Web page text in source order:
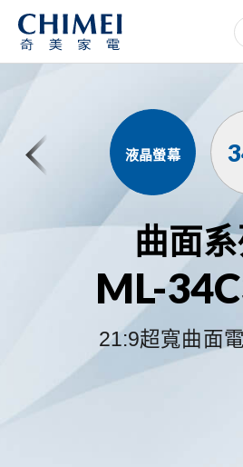
液晶螢幕
曲面
ML-
21:9超寬曲面